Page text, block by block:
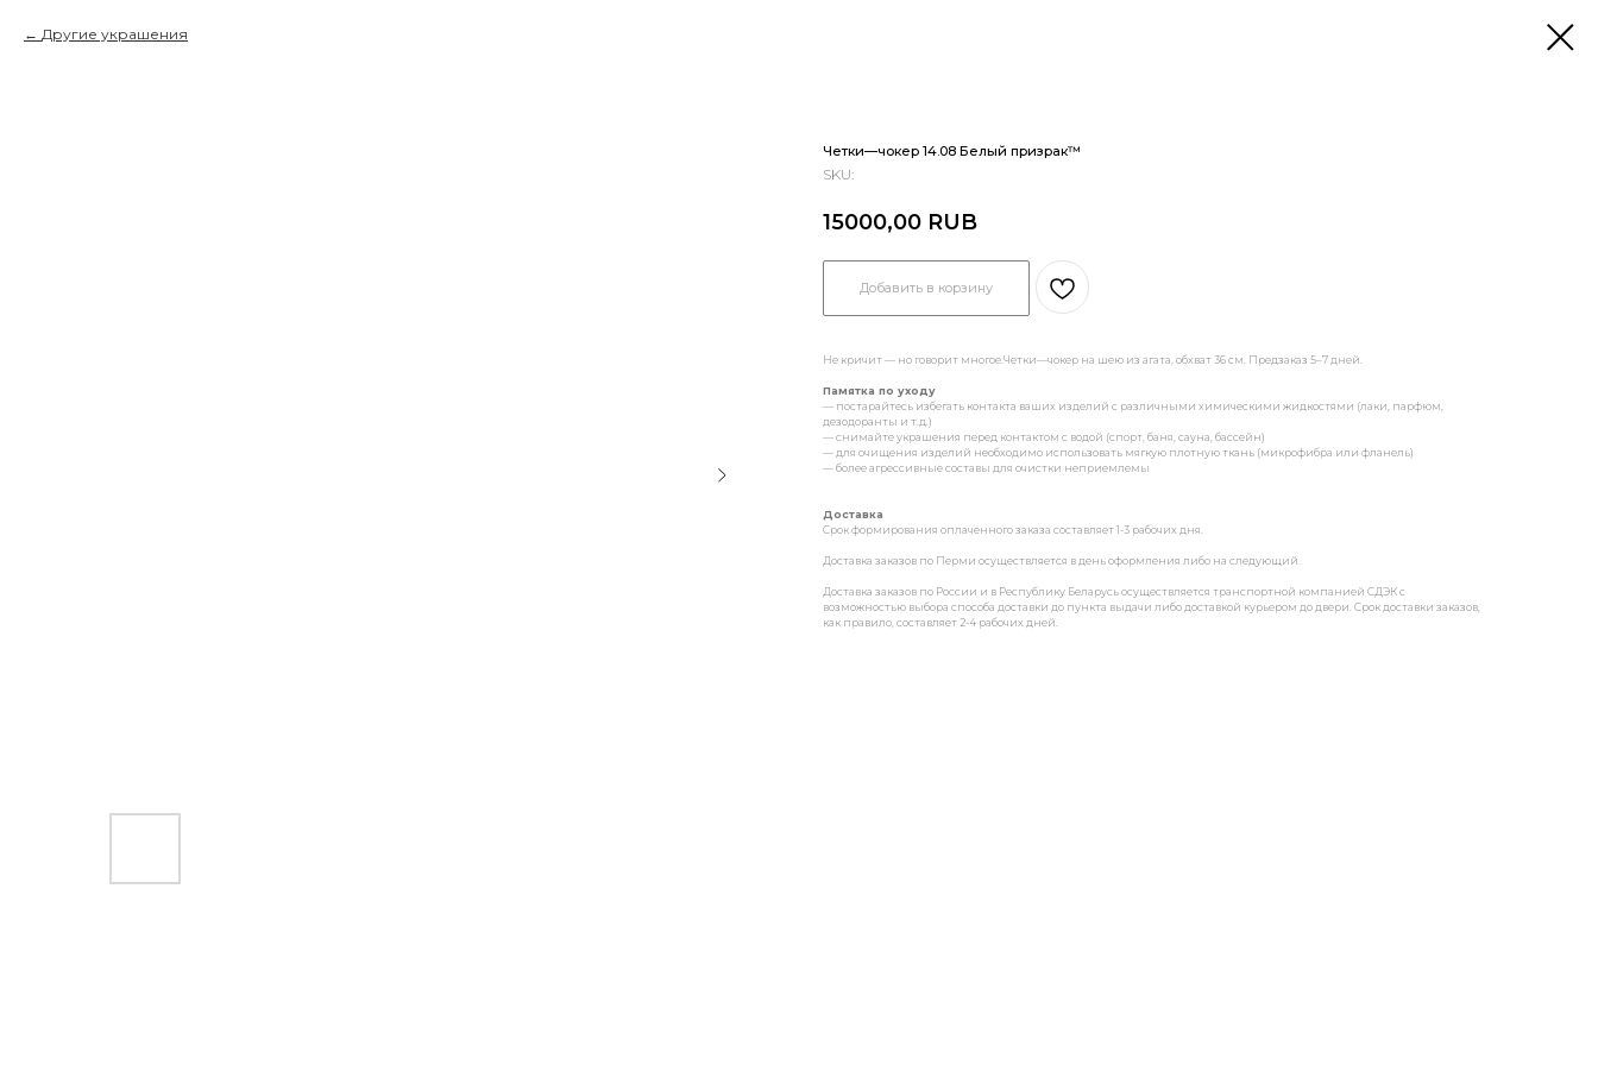
Другие украшения
Четки—чокер 14.08 Белый призрак™
SKU:
15000,00 RUB
Добавить в корзину
Не кричит — но говорит многое.Четки—чокер на шею из агата, обхват 36 см. Предзаказ 5–7 дней.
Памятка по уходу
— постарайтесь избегать контакта ваших изделий с различными химическими жидкостями (лаки, парфюм,
дезодоранты и т.д.)
— снимайте украшения перед контактом с водой (спорт, баня, сауна, бассейн)
— для очищения изделий необходимо использовать мягкую плотную ткань (микрофибра или фланель)
— более агрессивные составы для очистки неприемлемы
Доставка
Cрок формирования оплаченного заказа составляет 1-3 рабочих дня.
Доставка заказов по Перми осуществляется в день оформления либо на следующий.
Доставка заказов по России и в Республику Беларусь осуществляется транспортной компанией СДЭК с
возможностью выбора способа доставки до пункта выдачи либо доставкой курьером до двери. Срок доставки заказов,
как правило, составляет 2-4 рабочих дней.